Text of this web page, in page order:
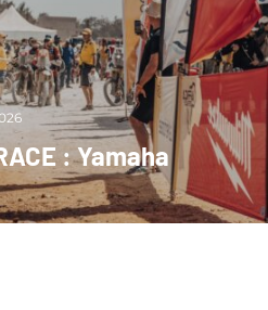
: Yamaha